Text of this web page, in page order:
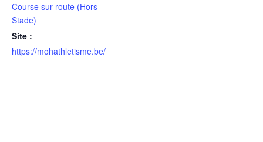
Course sur route (Hors-
Stade)
Site :
https://mohathletisme.be/